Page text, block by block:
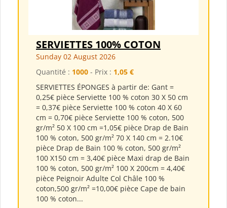
SERVIETTES 100% COTON
Sunday 02 August 2026
Quantité : 1000 - Prix : 1,05 €
SERVIETTES ÉPONGES à partir de: Gant =
0,25€ pièce Serviette 100 % coton 30 X 50 cm
= 0,37€ pièce Serviette 100 % coton 40 X 60
cm = 0,70€ pièce Serviette 100 % coton, 500
gr/m² 50 X 100 cm =1,05€ pièce Drap de Bain
100 % coton, 500 gr/m² 70 X 140 cm = 2.10€
pièce Drap de Bain 100 % coton, 500 gr/m²
100 X150 cm = 3,40€ pièce Maxi drap de Bain
100 % coton, 500 gr/m² 100 X 200cm = 4,40€
pièce Peignoir Adulte Col Châle 100 %
coton,500 gr/m² =10,00€ pièce Cape de bain
100 % coton...